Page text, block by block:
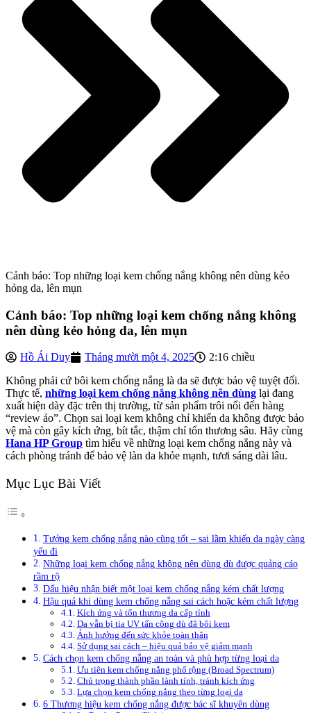
Cảnh báo: Top những loại kem chống nắng không nên dùng kẻo
hỏng da, lên mụn
Cảnh báo: Top những loại kem chống nắng không
nên dùng kẻo hỏng da, lên mụn
Hồ Ái Duy Tháng mười một 4, 2025
2:16 chiều
Không phải cứ bôi kem chống nắng là da sẽ được bảo vệ tuyệt đối.
Thực tế, những loại kem chống nắng không nên dùng lại đang
xuất hiện dày đặc trên thị trường, từ sản phẩm trôi nổi đến hàng
“review ảo”. Chọn sai loại kem không chỉ khiến da không được bảo
vệ mà còn gây kích ứng, bít tắc, thậm chí tổn thương sâu. Hãy cùng
Hana HP Group tìm hiểu về những loại kem chống nắng này và
cách phòng tránh để bảo vệ làn da khỏe mạnh, tươi sáng dài lâu.
Mục Lục Bài Viết
Tưởng kem chống nắng nào cũng tốt – sai lầm khiến da ngày càng
yếu đi
Những loại kem chống nắng không nên dùng dù được quảng cáo
rầm rộ
Dấu hiệu nhận biết một loại kem chống nắng kém chất lượng
Hậu quả khi dùng kem chống nắng sai cách hoặc kém chất lượng
Kích ứng và tổn thương da cấp tính
Da vẫn bị tia UV tấn công dù đã bôi kem
Ảnh hưởng đến sức khỏe toàn thân
Sử dụng sai cách – hiệu quả bảo vệ giảm mạnh
Cách chọn kem chống nắng an toàn và phù hợp từng loại da
Ưu tiên kem chống nắng phổ rộng (Broad Spectrum)
Chú trọng thành phần lành tính, tránh kích ứng
Lựa chọn kem chống nắng theo từng loại da
6 Thương hiệu kem chống nắng được bác sĩ khuyên dùng